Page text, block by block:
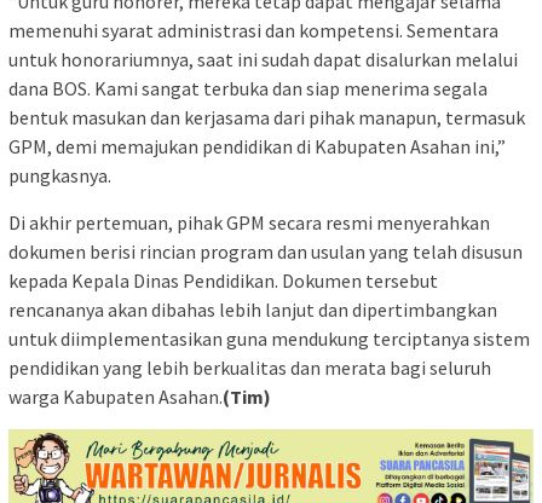
memenuhi syarat administrasi dan kompetensi. Sementara
untuk honorariumnya, saat ini sudah dapat disalurkan melalui
dana BOS. Kami sangat terbuka dan siap menerima segala
bentuk masukan dan kerjasama dari pihak manapun, termasuk
GPM, demi memajukan pendidikan di Kabupaten Asahan ini,”
pungkasnya.
Di akhir pertemuan, pihak GPM secara resmi menyerahkan
dokumen berisi rincian program dan usulan yang telah disusun
kepada Kepala Dinas Pendidikan. Dokumen tersebut
rencananya akan dibahas lebih lanjut dan dipertimbangkan
untuk diimplementasikan guna mendukung terciptanya sistem
pendidikan yang lebih berkualitas dan merata bagi seluruh
warga Kabupaten Asahan.(Tim)